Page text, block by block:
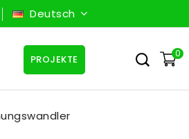
Deutsch
0
PROJEKTE